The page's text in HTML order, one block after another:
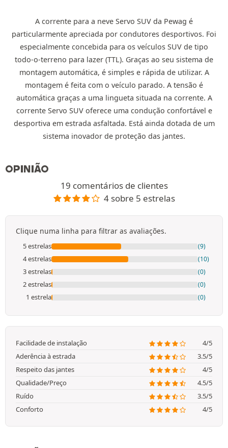
A corrente para a neve Servo SUV da Pewag é
particularmente apreciada por condutores desportivos. Foi
especialmente concebida para os veículos SUV de tipo
todo-o-terreno para lazer (TTL). Graças ao seu sistema de
montagem automática, é simples e rápida de utilizar. A
montagem é feita com o veículo parado. A tensão é
automática graças a uma lingueta situada na corrente. A
corrente Servo SUV oferece uma condução confortável e
desportiva em estrada asfaltada. Está ainda dotada de um
sistema inovador de proteção das jantes.
OPINIÃO
19 comentários de clientes
4 sobre 5 estrelas
Clique numa linha para filtrar as avaliações.
5 estrelas (9)
4 estrelas (10)
3 estrelas (0)
2 estrelas (0)
1 estrela (0)
Facilidade de instalação
4/5
Aderência à estrada
3.5/5
Respeito das jantes
4/5
Qualidade/Preço
4.5/5
Ruído
3.5/5
Conforto
4/5